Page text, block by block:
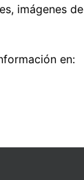
imágenes de
en: